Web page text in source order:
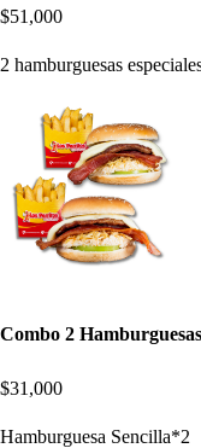
$51,000
2 hamburguesas
Combo 2
$31,000
Hamburguesa Sencilla*2